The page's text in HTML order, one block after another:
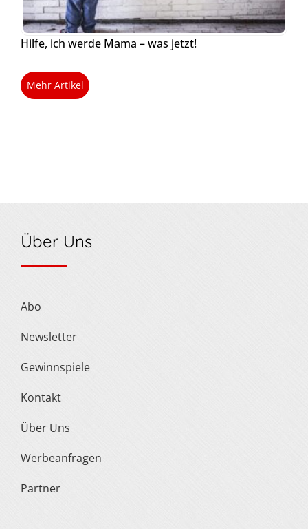
Hilfe, ich werde Mama – was jetzt!
Mehr Artikel
Über Uns
Abo
Newsletter
Gewinnspiele
Kontakt
Über Uns
Werbeanfragen
Partner